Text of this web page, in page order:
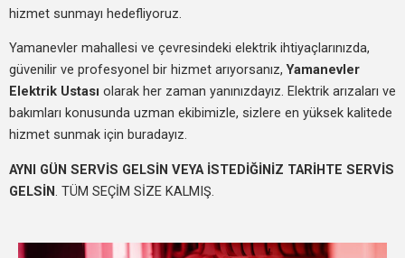
hizmet sunmayı hedefliyoruz.
Yamanevler mahallesi ve çevresindeki elektrik ihtiyaçlarınızda,
güvenilir ve profesyonel bir hizmet arıyorsanız,Yamanevler
Elektrik Ustası olarak her zaman yanınızdayız. Elektrik arızaları ve
bakımları konusunda uzman ekibimizle, sizlere en yüksek kalitede
hizmet sunmak için buradayız.
AYNI GÜN SERVİS GELSİN VEYA İSTEDİĞİNİZ TARİHTE SERVİS
GELSİN. TÜM SEÇİM SİZE KALMIŞ.